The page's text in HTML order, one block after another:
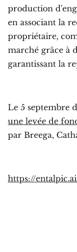
production
en associant la
propriétaire,
marché grâce à
garantissant la
Le 5 septembre
une levée de
par Breega,
https://